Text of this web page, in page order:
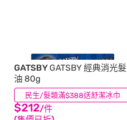
民生/髮類滿$388送舒潔冰巾
GATSBYGATSBY 經典消光髮
油 80g
$212/件
(9)